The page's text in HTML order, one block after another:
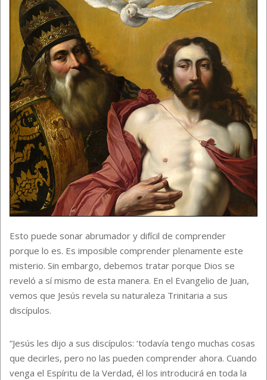
Esto puede sonar abrumador y difícil de comprender
porque lo es. Es imposible comprender plenamente este
misterio. Sin embargo, debemos tratar porque Dios se
reveló a sí mismo de esta manera. En el Evangelio de Juan,
vemos que Jesús revela su naturaleza Trinitaria a sus
discípulos.
“Jesús les dijo a sus discípulos: ‘todavía tengo muchas cosas
que decirles, pero no las pueden comprender ahora. Cuando
venga el Espíritu de la Verdad, él los introducirá en toda la